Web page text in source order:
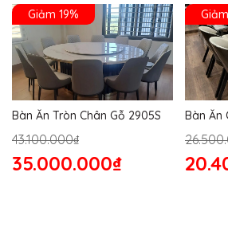
Giảm 19%
Bàn Ăn Tròn Chân Gỗ 2905S
43.100.000₫
35.000.000₫
Bàn Ăn